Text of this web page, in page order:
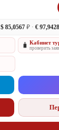
$ 85,0567 ₽ · € 97,9428
🧳 Кабинет
проверить